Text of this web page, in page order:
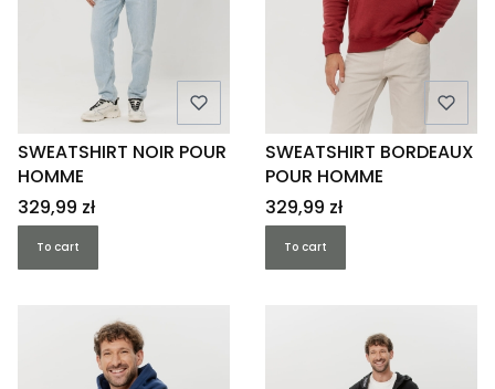
SWEATSHIRT NOIR POUR
HOMME
Price
329,99 zł
To cart
SWEATSHIRT BORDEAUX
POUR HOMME
Price
329,99 zł
To cart